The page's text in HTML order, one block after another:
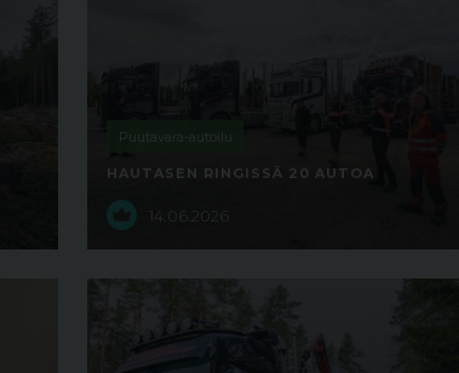
Puutavara-autoilu
HAUTASEN RINGISSÄ 20 AUTOA
14.06.2026